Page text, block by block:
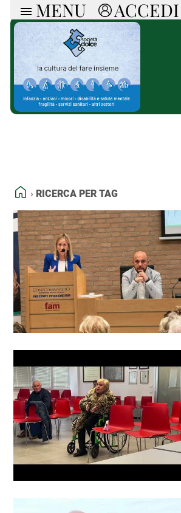
MENU ACCEDI
ARTICOLI
Politica
Economia
Società
La Nera
Che Cultura
Tutti gli Articoli
Ricerca
HOME
RICERCA PER TAG